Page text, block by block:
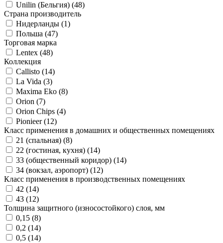
Unilin (Бельгия) (48)
Страна производитель
Нидерланды (1)
Польша (47)
Торговая марка
Lentex (48)
Коллекция
Callisto (14)
La Vida (3)
Maxima Eko (8)
Orion (7)
Orion Chips (4)
Pionieer (12)
Класс применения в домашних и общественных помещениях
21 (спальная) (8)
22 (гостиная, кухня) (14)
33 (общественный коридор) (14)
34 (вокзал, аэропорт) (12)
Класс применения в производственных помещениях
42 (14)
43 (12)
Толщина защитного (износостойкого) слоя, мм
0,15 (8)
0,2 (14)
0,5 (14)